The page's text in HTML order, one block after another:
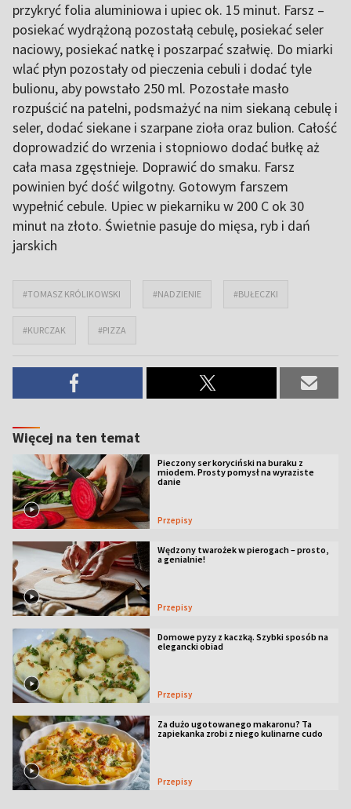
przykryć folia aluminiowa i upiec ok. 15 minut. Farsz –
posiekać wydrążoną pozostałą cebulę, posiekać seler
naciowy, posiekać natkę i poszarpać szałwię. Do miarki
wlać płyn pozostały od pieczenia cebuli i dodać tyle
bulionu, aby powstało 250 ml. Pozostałe masło
rozpuścić na patelni, podsmażyć na nim siekaną cebulę i
seler, dodać siekane i szarpane zioła oraz bulion. Całość
doprowadzić do wrzenia i stopniowo dodać bułkę aż
cała masa zgęstnieje. Doprawić do smaku. Farsz
powinien być dość wilgotny. Gotowym farszem
wypełnić cebule. Upiec w piekarniku w 200 C ok 30
minut na złoto. Świetnie pasuje do mięsa, ryb i dań
jarskich
#TOMASZ KRÓLIKOWSKI #NADZIENIE #BUŁECZKI
#KURCZAK #PIZZA
Więcej na ten temat
Pieczony ser koryciński na buraku z
miodem. Prosty pomysł na wyraziste
danie
Przepisy
Wędzony twarożek w pierogach – prosto,
a genialnie!
Przepisy
Domowe pyzy z kaczką. Szybki sposób na
elegancki obiad
Przepisy
Za dużo ugotowanego makaronu? Ta
zapiekanka zrobi z niego kulinarne cudo
Przepisy